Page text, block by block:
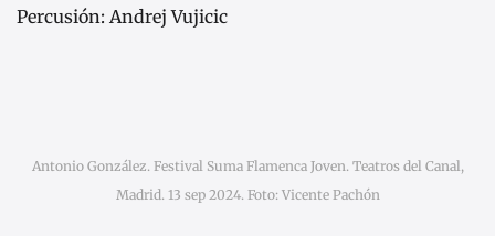
Percusión: Andrej Vujicic
Antonio González. Festival Suma Flamenca Joven. Teatros del Canal,
Madrid. 13 sep 2024. Foto: Vicente Pachón